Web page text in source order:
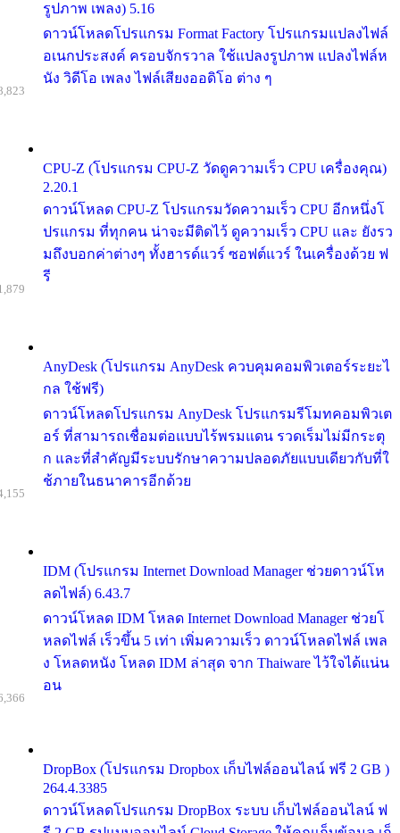
รูปภาพ เพลง) 5.16
ดาวน์โหลดโปรแกรม Format Factory โปรแกรมแปลงไฟล์
อเนกประสงค์ ครอบจักรวาล ใช้แปลงรูปภาพ แปลงไฟล์ห
นัง วิดีโอ เพลง ไฟล์เสียงออดิโอ ต่าง ๆ
CPU-Z (โปรแกรม CPU-Z วัดดูความเร็ว CPU เครื่องคุณ)
2.20.1
ดาวน์โหลด CPU-Z โปรแกรมวัดความเร็ว CPU อีกหนึ่งโ
ปรแกรม ที่ทุกคน น่าจะมีติดไว้ ดูความเร็ว CPU และ ยังรว
มถึงบอกค่าต่างๆ ทั้งฮารด์แวร์ ซอฟต์แวร์ ในเครื่องด้วย ฟ
รี
AnyDesk (โปรแกรม AnyDesk ควบคุมคอมพิวเตอร์ระยะไ
กล ใช้ฟรี)
ดาวน์โหลดโปรแกรม AnyDesk โปรแกรมรีโมทคอมพิวเต
อร์ ที่สามารถเชื่อมต่อแบบไร้พรมแดน รวดเร็มไม่มีกระตุ
ก และที่สำคัญมีระบบรักษาความปลอดภัยแบบเดียวกับที่ใ
ช้ภายในธนาคารอีกด้วย
IDM (โปรแกรม Internet Download Manager ช่วยดาวน์โห
ลดไฟล์) 6.43.7
ดาวน์โหลด IDM โหลด Internet Download Manager ช่วยโ
หลดไฟล์ เร็วขึ้น 5 เท่า เพิ่มความเร็ว ดาวน์โหลดไฟล์ เพล
ง โหลดหนัง โหลด IDM ล่าสุด จาก Thaiware ไว้ใจได้แน่น
อน
DropBox (โปรแกรม Dropbox เก็บไฟล์ออนไลน์ ฟรี 2 GB )
264.4.3385
ดาวน์โหลดโปรแกรม DropBox ระบบ เก็บไฟล์ออนไลน์ ฟ